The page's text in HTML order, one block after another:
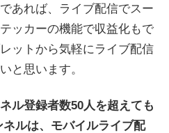
あれば、ライブ配信でスー
ッカーの機能で収益化もで
ットから気軽にライブ配信
と思います。
ル登録者数50人を超えても
ネルは、モバイルライブ配